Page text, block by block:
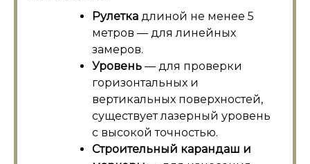
Рулетка длиной не менее 5
метров — для линейных
замеров.
Уровень — для проверки
горизонтальных и
вертикальных поверхностей,
существует лазерный уровень
с высокой точностью.
Строительный карандаш и